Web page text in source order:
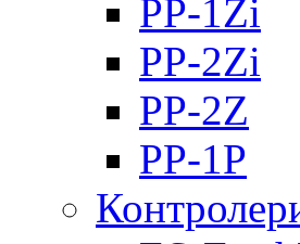
PP-1Zi
PP-2Zi
PP-2Z
PP-1P